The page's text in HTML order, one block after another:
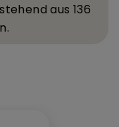
aus 136